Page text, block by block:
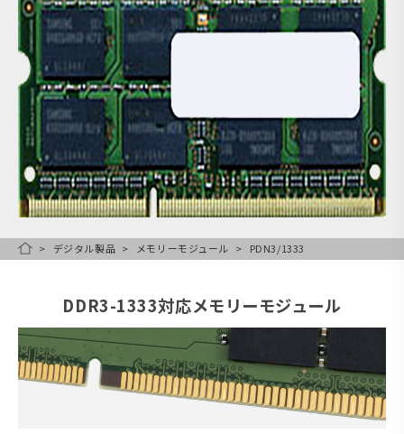
HOMEデジタル製品 メモリーモジュール PDN3/1333
DDR3-1333対応メモリーモジュール